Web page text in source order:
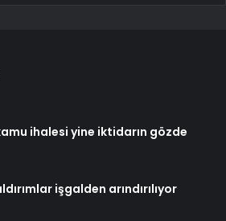
ihalesi yine iktidarın gözde
işgalden arındırılıyor